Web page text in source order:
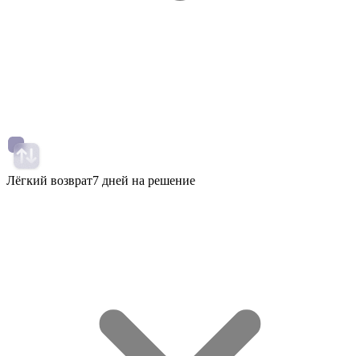
Лёгкий возврат7 дней на решение